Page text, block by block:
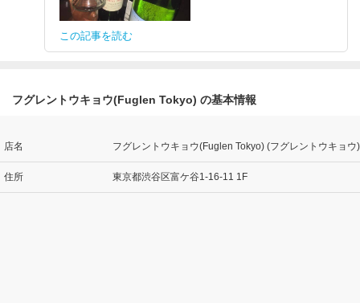
この記事を読む
フグレントウキョウ(Fuglen Tokyo) の基本情報
店名 フグレントウキョウ(Fuglen Tokyo) (フグレントウキョウ)
住所 東京都渋谷区富ケ谷1-16-11 1F